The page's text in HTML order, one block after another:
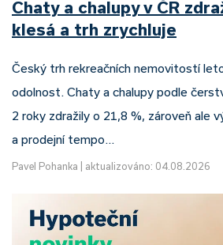
Chaty a chalupy v ČR
klesá a trh zrychluje
Český trh rekreačních nemovitostí
odolnost. Chaty a chalupy podle
2 roky zdražily o 21,8 %, zároveň ale
a prodejní tempo…
Pavel Pohanka aktualizováno: 04.08.2026